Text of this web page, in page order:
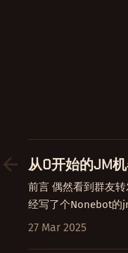
从0开始的JM
前言 偶然看到群友转发的Jm-python api,加上有神人已
经写了个Nonebot的
遂决定小小地改动后大大方
27 Mar 2025